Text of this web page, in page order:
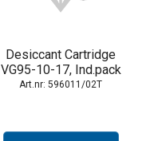
Desiccant Cartridge
VG95-10-17, Ind.pack
596011/02T